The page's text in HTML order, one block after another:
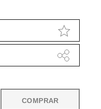
COMPRAR